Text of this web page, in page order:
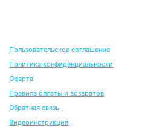
Пользовательское соглашение
Политика конфиденциальности
Оферта
Правила оплаты и возвратов
Обратная связь
Видеоинструкция